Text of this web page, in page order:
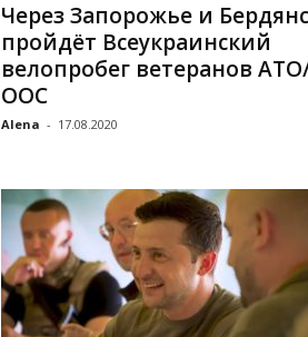
Через Запорожье и
пройдёт Всеукраинский
велопробег ветеранов
ООС
Alena - 17.08.2020